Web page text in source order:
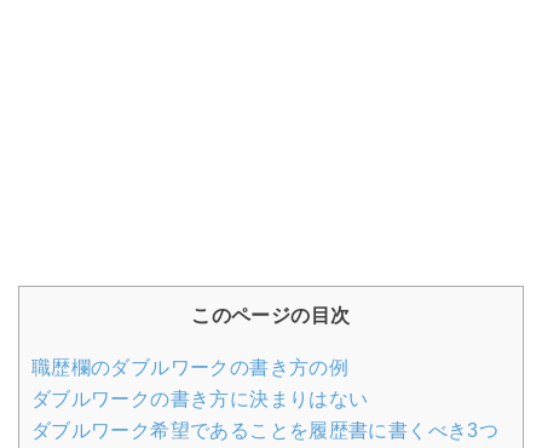
このページの目次
職歴欄のダブルワークの書き方の例
ダブルワークの書き方に決まりはない
ダブルワーク希望であることを履歴書に書くべき3つ